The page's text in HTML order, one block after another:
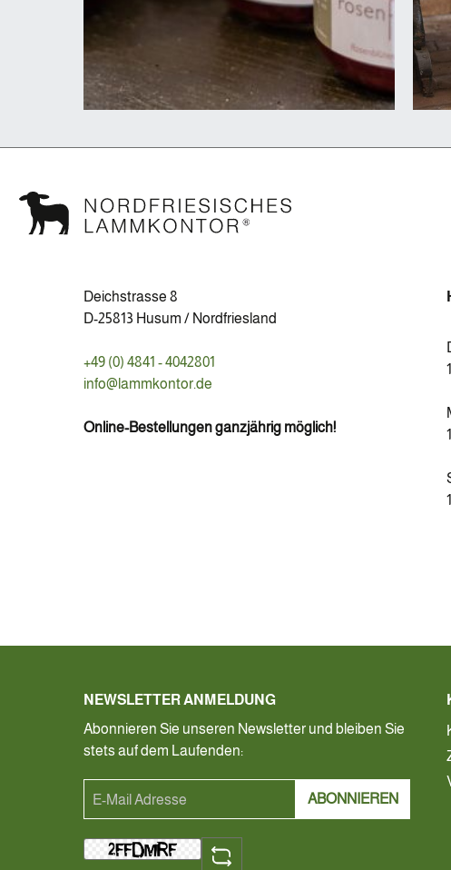
Deichstrasse 8
D-25813 Husum / Nordfriesland
+49 (0) 4841 - 4042801
info@lammkontor.de
Online-Bestellungen ganzjährig möglich!
NEWSLETTER ANMELDUNG
Abonnieren Sie unseren Newsletter und bleiben Sie
stets auf dem Laufenden:
ABONNIEREN